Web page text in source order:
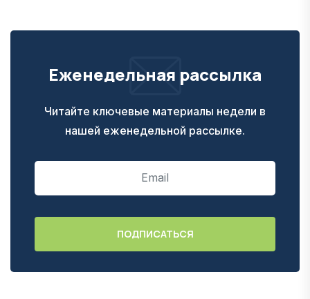
Еженедельная рассылка
Читайте ключевые материалы недели в
нашей еженедельной рассылке.